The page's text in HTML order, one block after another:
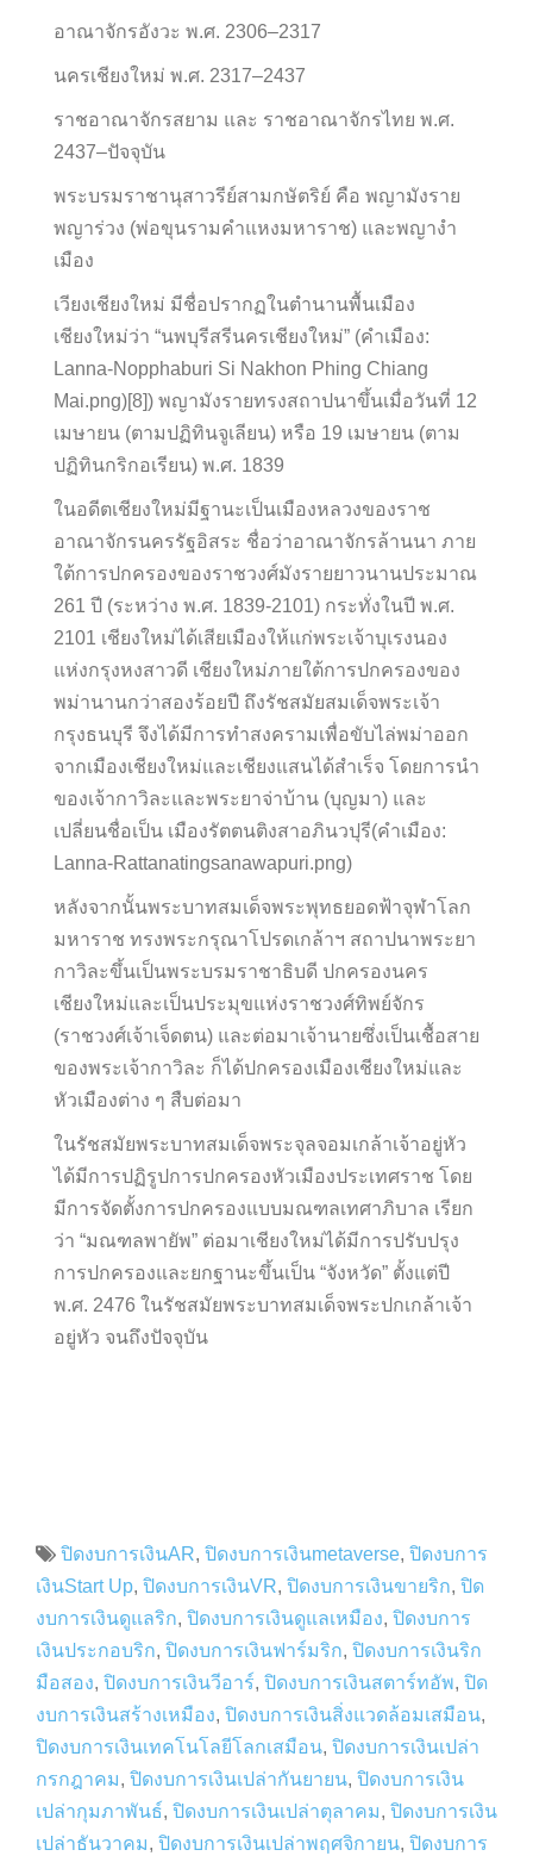
อาณาจักรอังวะ พ.ศ. 2306–2317
นครเชียงใหม่ พ.ศ. 2317–2437
ราชอาณาจักรสยาม และ ราชอาณาจักรไทย พ.ศ.
2437–ปัจจุบัน
พระบรมราชานุสาวรีย์สามกษัตริย์ คือ พญามังราย
พญาร่วง (พ่อขุนรามคำแหงมหาราช) และพญางำ
เมือง
เวียงเชียงใหม่ มีชื่อปรากฏในตำนานพื้นเมือง
เชียงใหม่ว่า “นพบุรีสรีนครเชียงใหม่” (คำเมือง:
Lanna-Nopphaburi Si Nakhon Phing Chiang
Mai.png)[8]) พญามังรายทรงสถาปนาขึ้นเมื่อวันที่ 12
เมษายน (ตามปฏิทินจูเลียน) หรือ 19 เมษายน (ตาม
ปฏิทินกริกอเรียน) พ.ศ. 1839
ในอดีตเชียงใหม่มีฐานะเป็นเมืองหลวงของราช
อาณาจักรนครรัฐอิสระ ชื่อว่าอาณาจักรล้านนา ภาย
ใต้การปกครองของราชวงศ์มังรายยาวนานประมาณ
261 ปี (ระหว่าง พ.ศ. 1839-2101) กระทั่งในปี พ.ศ.
2101 เชียงใหม่ได้เสียเมืองให้แก่พระเจ้าบุเรงนอง
แห่งกรุงหงสาวดี เชียงใหม่ภายใต้การปกครองของ
พม่านานกว่าสองร้อยปี ถึงรัชสมัยสมเด็จพระเจ้า
กรุงธนบุรี จึงได้มีการทำสงครามเพื่อขับไล่พม่าออก
จากเมืองเชียงใหม่และเชียงแสนได้สำเร็จ โดยการนำ
ของเจ้ากาวิละและพระยาจ่าบ้าน (บุญมา) และ
เปลี่ยนชื่อเป็น เมืองรัตตนติงสาอภินวปุรี(คำเมือง:
Lanna-Rattanatingsanawapuri.png)
หลังจากนั้นพระบาทสมเด็จพระพุทธยอดฟ้าจุฬาโลก
มหาราช ทรงพระกรุณาโปรดเกล้าฯ สถาปนาพระยา
กาวิละขึ้นเป็นพระบรมราชาธิบดี ปกครองนคร
เชียงใหม่และเป็นประมุขแห่งราชวงศ์ทิพย์จักร
(ราชวงศ์เจ้าเจ็ดตน) และต่อมาเจ้านายซึ่งเป็นเชื้อสาย
ของพระเจ้ากาวิละ ก็ได้ปกครองเมืองเชียงใหม่และ
หัวเมืองต่าง ๆ สืบต่อมา
ในรัชสมัยพระบาทสมเด็จพระจุลจอมเกล้าเจ้าอยู่หัว
ได้มีการปฏิรูปการปกครองหัวเมืองประเทศราช โดย
มีการจัดตั้งการปกครองแบบมณฑลเทศาภิบาล เรียก
ว่า “มณฑลพายัพ” ต่อมาเชียงใหม่ได้มีการปรับปรุง
การปกครองและยกฐานะขึ้นเป็น “จังหวัด” ตั้งแต่ปี
พ.ศ. 2476 ในรัชสมัยพระบาทสมเด็จพระปกเกล้าเจ้า
อยู่หัว จนถึงปัจจุบัน
ปิดงบการเงินAR, ปิดงบการเงินmetaverse, ปิดงบการ
เงินStart Up, ปิดงบการเงินVR, ปิดงบการเงินขายริก, ปิด
งบการเงินดูแลริก, ปิดงบการเงินดูแลเหมือง, ปิดงบการ
เงินประกอบริก, ปิดงบการเงินฟาร์มริก, ปิดงบการเงินริก
มือสอง, ปิดงบการเงินวีอาร์, ปิดงบการเงินสตาร์ทอัพ, ปิด
งบการเงินสร้างเหมือง, ปิดงบการเงินสิ่งแวดล้อมเสมือน,
ปิดงบการเงินเทคโนโลยีโลกเสมือน, ปิดงบการเงินเปล่า
กรกฎาคม, ปิดงบการเงินเปล่ากันยายน, ปิดงบการเงิน
เปล่ากุมภาพันธ์, ปิดงบการเงินเปล่าตุลาคม, ปิดงบการเงิน
เปล่าธันวาคม, ปิดงบการเงินเปล่าพฤศจิกายน, ปิดงบการ